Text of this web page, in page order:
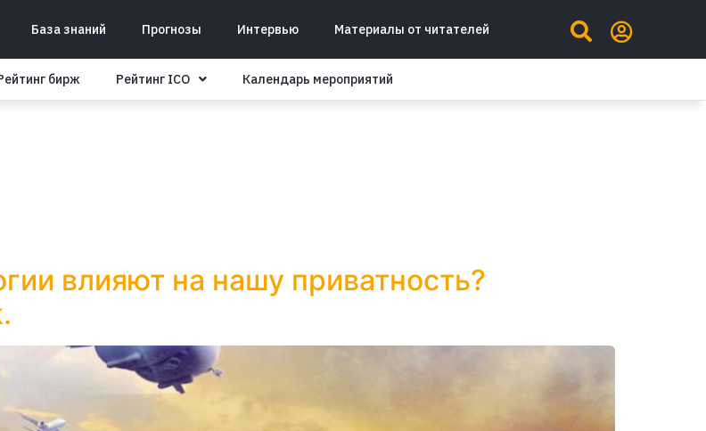
База знаний Прогнозы Интервью Материалы от читателей
бирж Рейтинг ICO Календарь мероприятий
влияют на нашу приватность?